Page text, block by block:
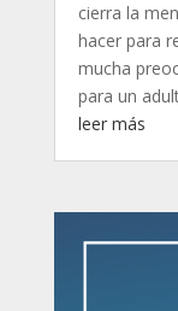
cierra la
hacer para
mucha
para un
leer más